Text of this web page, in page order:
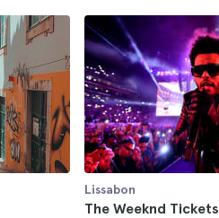
Lissabon
The Weeknd Tickets